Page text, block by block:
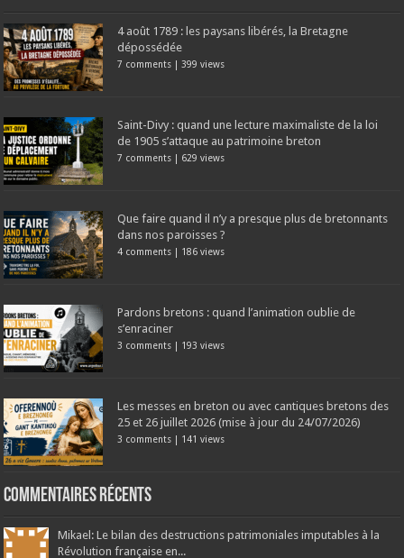
4 août 1789 : les paysans libérés, la Bretagne
dépossédée
7 comments | 399 views
Saint-Divy : quand une lecture maximaliste de la loi
de 1905 s’attaque au patrimoine breton
7 comments | 629 views
Que faire quand il n’y a presque plus de bretonnants
dans nos paroisses ?
4 comments | 186 views
Pardons bretons : quand l’animation oublie de
s’enraciner
3 comments | 193 views
Les messes en breton ou avec cantiques bretons des
25 et 26 juillet 2026 (mise à jour du 24/07/2026)
3 comments | 141 views
Commentaires récents
Mikael: Le bilan des destructions patrimoniales imputables à la
Révolution française en...